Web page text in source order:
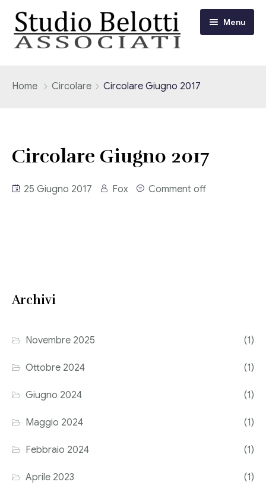
Menu
Adempimenti Dichiarativi e Fiscali
Revisione legale
Circolari
Home Circolare Circolare Giugno 2017
Circolare Giugno 2017
25 Giugno 2017 Fox Comment off
Archivi
Novembre 2025 (1)
Ottobre 2024 (1)
Giugno 2024 (1)
Maggio 2024 (1)
Febbraio 2024 (1)
Aprile 2023 (1)